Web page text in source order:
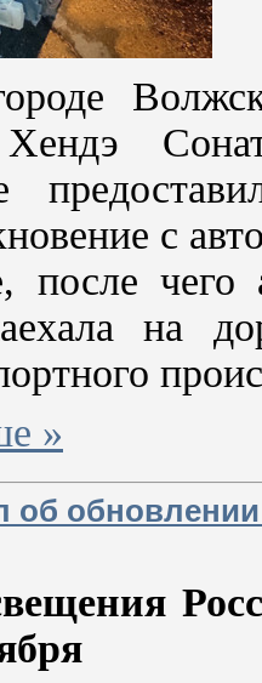
Хендэ
с
после
на
»